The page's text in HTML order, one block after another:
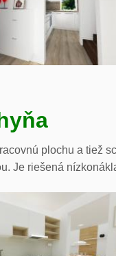
plochu a tiež
Je riešená